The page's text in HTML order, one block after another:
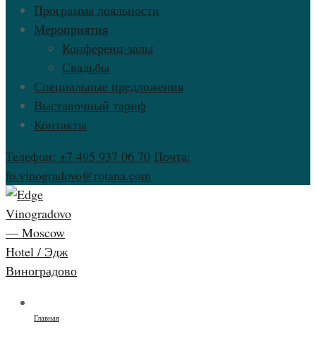
Программа лояльности
Мероприятия
Конференц-залы
Свадьбы
Специальные предложения
Выставочный тариф
Контакты
Телефон: +7 495 937 06 70 Почта:
fo.vinogradovo@rotana.com
Главная